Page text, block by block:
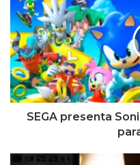
Sonic
Rumble
su
nuevo
juego
para
móviles
SEGA presenta
Kingston